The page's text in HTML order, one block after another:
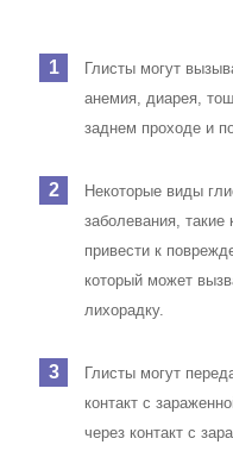
Глисты могут
анемия, диарея,
заднем проходе и
Некоторые виды
заболевания, такие
привести к
который может
лихорадку.
Глисты могут
контакт с
через контакт с